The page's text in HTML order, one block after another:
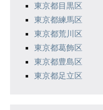
東京都目黒区
東京都練馬区
東京都荒川区
東京都葛飾区
東京都豊島区
東京都足立区